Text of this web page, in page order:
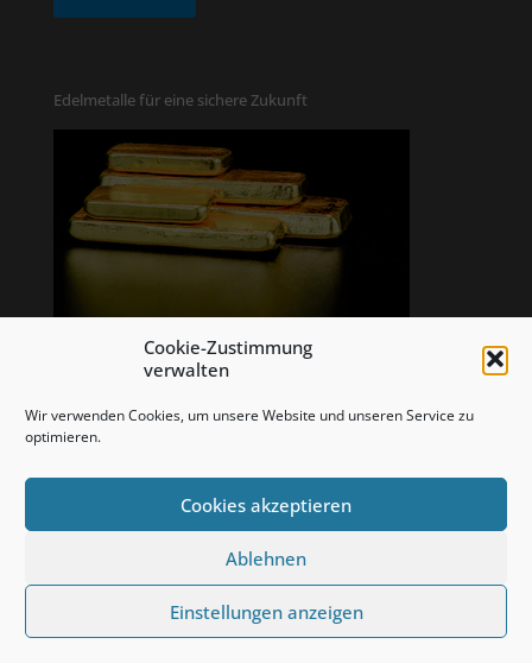
Cookie-Zustimmung
verwalten
Wir verwenden Cookies, um unsere Website und unseren Service zu
optimieren.
Cookies akzeptieren
Ablehnen
Einstellungen anzeigen
Edelmetalle für eine sichere Zukunft
Copyright: Bullion Value KG, 2020 - alle Rechte vorbehalten